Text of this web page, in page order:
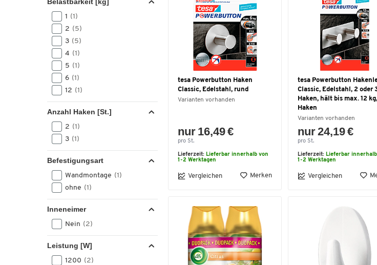
1 (1)
2 (5)
3 (5)
4 (1)
5 (1)
6 (1)
12 (1)
Anzahl Haken [St.]
2 (1)
3 (1)
Befestigungsart
Wandmontage (1)
ohne (1)
Inneneimer
Nein (2)
Leistung [W]
1200 (2)
tesa Powerbutton Haken
Classic, Edelstahl, rund
Varianten vorhanden
nur 16,49 €
pro St.
Lieferzeit: Lieferbar innerhalb von
1-2 Werktagen
Vergleichen Merken
tesa Powerbutton
Classic, Edelstahl, 2 oder
Haken, hält bis max. 12
Haken
Varianten vorhanden
nur 24,19 €
pro St.
Lieferzeit: Lieferbar
1-2 Werktagen
Vergleichen